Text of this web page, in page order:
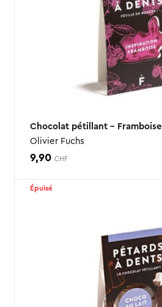
Chocolat pétillant – Framboise
Olivier Fuchs
9,90 CHF
Épuisé